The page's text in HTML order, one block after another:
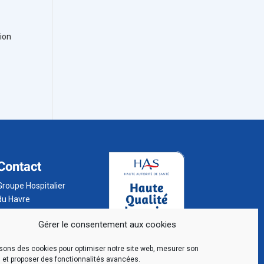
Gérer le consentement aux cookies
des cookies pour optimiser notre site web, mesurer son
et proposer des fonctionnalités avancées.
Hospitalier
Havre
083 Le Havre
02 32 73 32 32